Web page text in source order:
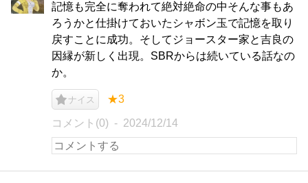
記憶も完全に奪われて絶対絶命の中そんな事もあ
ろうかと仕掛けておいたシャボン玉で記憶を取り
戻すことに成功。そしてジョースター家と吉良の
因縁が新しく出現。SBRからは続いている話なの
か。
ナイス ★3
コメント(0) 2024/12/14